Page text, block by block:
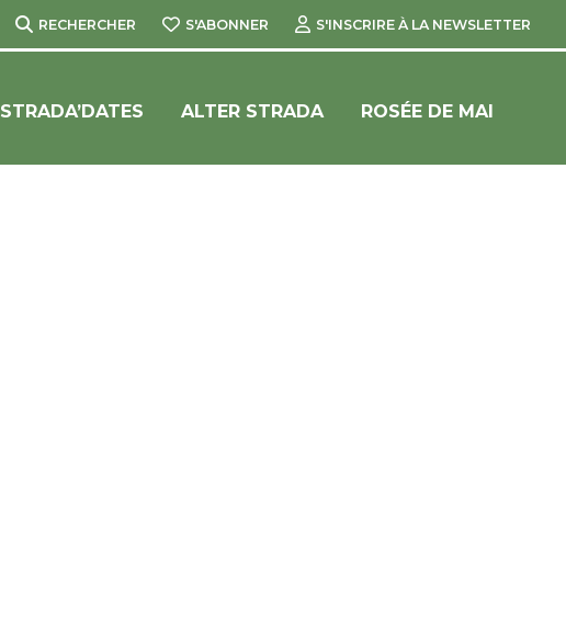
RECHERCHER S'ABONNER S'INSCRIRE À LA NEWSLETTER
STRADA’DATES ALTER STRADA ROSÉE DE MAI